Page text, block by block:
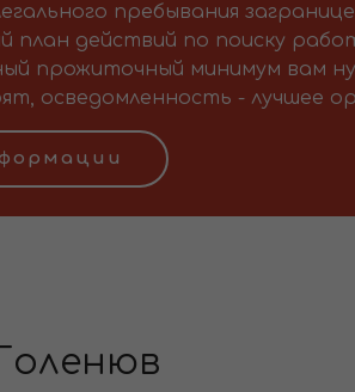
пребывания
план действий по поиску
прожиточный минимум вам
осведомленность - лучшее